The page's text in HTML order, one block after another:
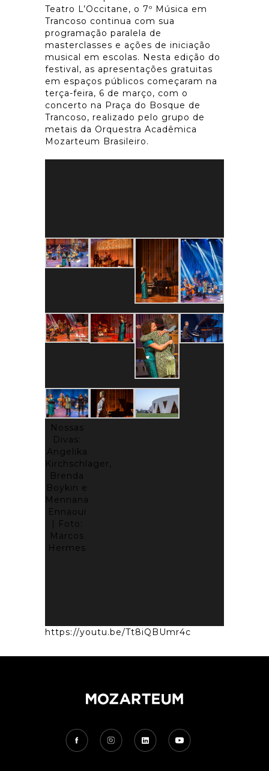
Teatro L’Occitane, o 7º Música em
Trancoso continua com sua
programação paralela de
masterclasses e ações de iniciação
musical em escolas. Nesta edição do
festival, as apresentações gratuitas
em espaços públicos começaram na
terça-feira, 6 de março, com o
concerto na Praça do Bosque de
Trancoso, realizado pelo grupo de
metais da Orquestra Acadêmica
Mozarteum Brasileiro.
Nossas
Divas:
Angelika
Kirchschlager,
Brenda
Boykin e
Mennana
Ennaoui
| Foto:
Marcos
Hermes
https://youtu.be/Tt8iQBUmr4c